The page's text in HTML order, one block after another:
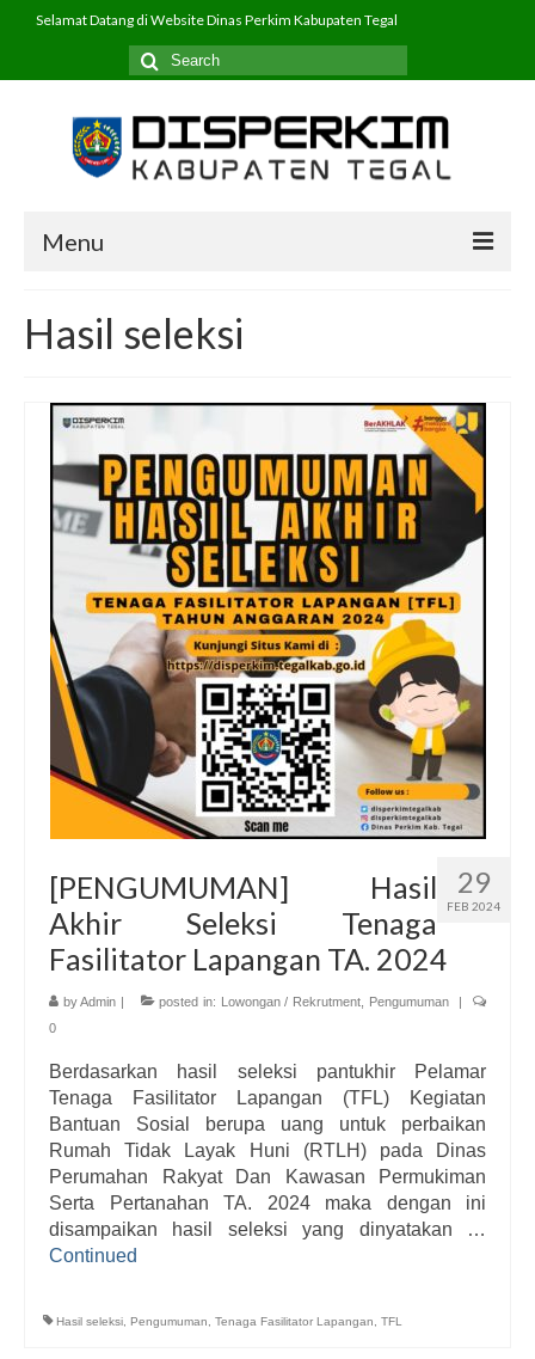
Selamat Datang di Website Dinas Perkim Kabupaten Tegal
Search
for:
Menu
Profil
PPID
Program
Layanan
Informasi
Download
Dokumentasi
Hubungi Kami
Hasil seleksi
29
FEB 2024
[PENGUMUMAN] Hasil
Akhir Seleksi Tenaga
Fasilitator Lapangan TA. 2024
byAdmin posted in: Lowongan / Rekrutment Pengumuman
0
Berdasarkan hasil seleksi pantukhir Pelamar
Tenaga Fasilitator Lapangan (TFL) Kegiatan
Bantuan Sosial berupa uang untuk perbaikan
Rumah Tidak Layak Huni (RTLH) pada Dinas
Perumahan Rakyat Dan Kawasan Permukiman
Serta Pertanahan TA. 2024 maka dengan ini
disampaikan hasil seleksi yang dinyatakan …
Continued
Hasil seleksi, Pengumuman, Tenaga Fasilitator Lapangan, TFL